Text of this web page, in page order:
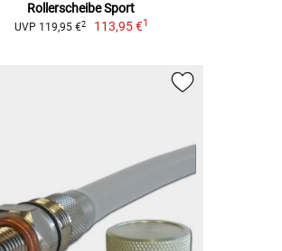
Rollerscheibe Sport
UVP 119,95 €2 113,95 €1